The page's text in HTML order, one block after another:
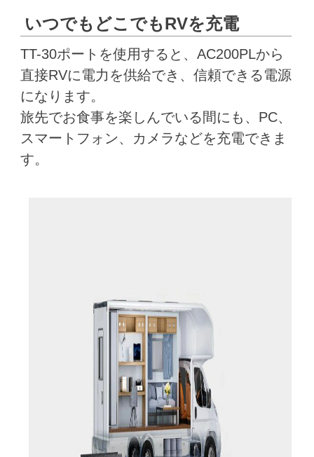
いつでもどこでもRVを充電
TT-30ポートを使用すると、AC200PLから
直接RVに電力を供給でき、信頼できる電源
になります。
旅先でお食事を楽しんでいる間にも、PC、
スマートフォン、カメラなどを充電できま
す。